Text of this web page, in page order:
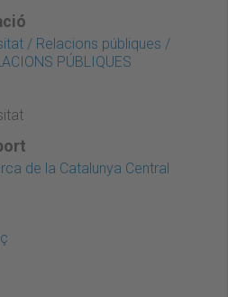
/ Relacions públiques /
PÚBLIQUES
de la Catalunya Central